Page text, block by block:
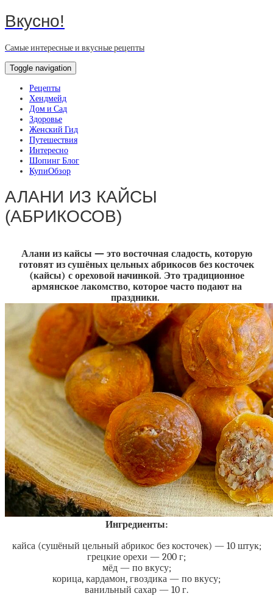
Вкусно!
Самые интересные и вкусные рецепты
Toggle navigation
Рецепты
Хендмейд
Дом и Сад
Здоровье
Женский Гид
Путешествия
Интересно
Шопинг Блог
КупиОбзор
АЛАНИ ИЗ КАЙСЫ
(АБРИКОСОВ)
Алани из кайсы — это восточная сладость, которую
готовят из сушёных цельных абрикосов без косточек
(кайсы) с ореховой начинкой. Это традиционное
армянское лакомство, которое часто подают на
праздники.
Ингредиенты:
кайса (сушёный цельный абрикос без косточек) — 10 штук;
грецкие орехи — 200 г;
мёд — по вкусу;
корица, кардамон, гвоздика — по вкусу;
ванильный сахар — 10 г.